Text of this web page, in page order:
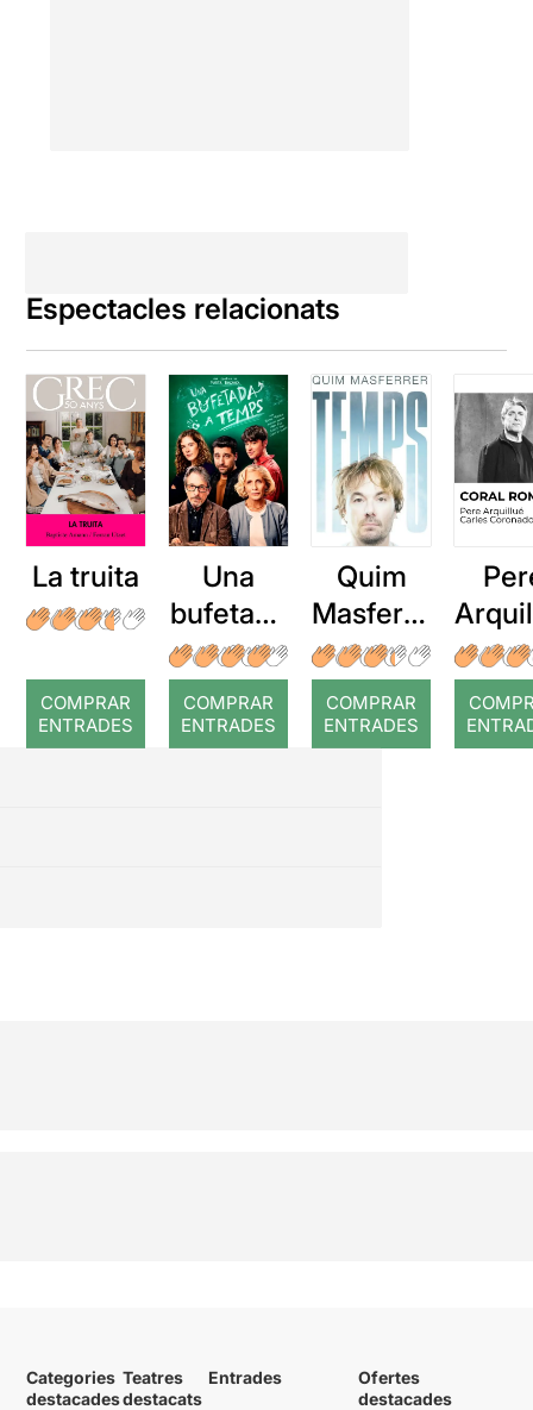
Espectacles relacionats
La truita
COMPRAR
ENTRADES
Una
bufetada
a temps
COMPRAR
ENTRADES
Quim
Masferre
r: Temps
COMPRAR
ENTRADES
:
Categories
destacades
Teatres
destacats
Entrades
Ofertes
destacades